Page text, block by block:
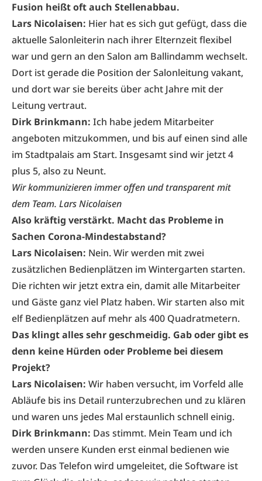
Fusion heißt oft auch Stellenabbau.
Lars Nicolaisen: Hier hat es sich gut gefügt, dass die
aktuelle Salonleiterin nach ihrer Elternzeit flexibel
war und gern an den Salon am Ballindamm wechselt.
Dort ist gerade die Position der Salonleitung vakant,
und dort war sie bereits über acht Jahre mit der
Leitung vertraut.
Dirk Brinkmann: Ich habe jedem Mitarbeiter
angeboten mitzukommen, und bis auf einen sind alle
im Stadtpalais am Start. Insgesamt sind wir jetzt 4
plus 5, also zu Neunt.
Wir kommunizieren immer offen und transparent mit
dem Team. Lars Nicolaisen
Also kräftig verstärkt. Macht das Probleme in
Sachen Corona-Mindestabstand?
Lars Nicolaisen: Nein. Wir werden mit zwei
zusätzlichen Bedienplätzen im Wintergarten starten.
Die richten wir jetzt extra ein, damit alle Mitarbeiter
und Gäste ganz viel Platz haben. Wir starten also mit
elf Bedienplätzen auf mehr als 400 Quadratmetern.
Das klingt alles sehr geschmeidig. Gab oder gibt es
denn keine Hürden oder Probleme bei diesem
Projekt?
Lars Nicolaisen: Wir haben versucht, im Vorfeld alle
Abläufe bis ins Detail runterzubrechen und zu klären
und waren uns jedes Mal erstaunlich schnell einig.
Dirk Brinkmann: Das stimmt. Mein Team und ich
werden unsere Kunden erst einmal bedienen wie
zuvor. Das Telefon wird umgeleitet, die Software ist